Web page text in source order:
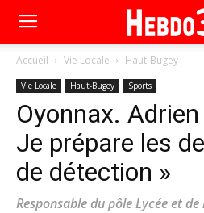
Accueil Vie Locale Haut-Bugey
Vie Locale Haut-Bugey Sports
Oyonnax.
Je prépare les
de détection »
Responsable du pôle Lycée et